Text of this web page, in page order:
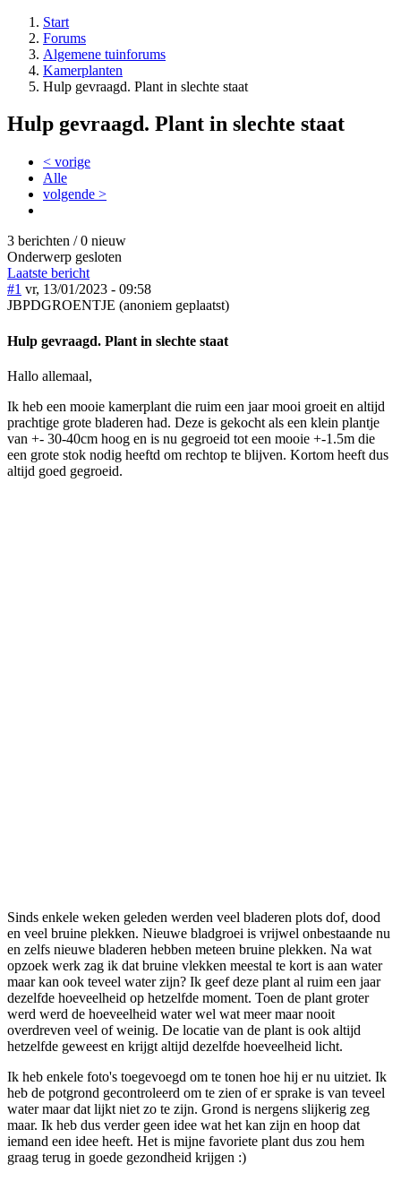
Start
Forums
Algemene tuinforums
Kamerplanten
Hulp gevraagd. Plant in slechte staat
Hulp gevraagd. Plant in slechte staat
< vorige
Alle
volgende >
3 berichten / 0 nieuw
Onderwerp gesloten
Laatste bericht
#1 vr, 13/01/2023 - 09:58
JBPDGROENTJE (anoniem geplaatst)
Hulp gevraagd. Plant in slechte staat
Hallo allemaal,
Ik heb een mooie kamerplant die ruim een jaar mooi groeit en altijd
prachtige grote bladeren had. Deze is gekocht als een klein plantje
van +- 30-40cm hoog en is nu gegroeid tot een mooie +-1.5m die
een grote stok nodig heeftd om rechtop te blijven. Kortom heeft dus
altijd goed gegroeid.
Sinds enkele weken geleden werden veel bladeren plots dof, dood
en veel bruine plekken. Nieuwe bladgroei is vrijwel onbestaande nu
en zelfs nieuwe bladeren hebben meteen bruine plekken. Na wat
opzoek werk zag ik dat bruine vlekken meestal te kort is aan water
maar kan ook teveel water zijn? Ik geef deze plant al ruim een jaar
dezelfde hoeveelheid op hetzelfde moment. Toen de plant groter
werd werd de hoeveelheid water wel wat meer maar nooit
overdreven veel of weinig. De locatie van de plant is ook altijd
hetzelfde geweest en krijgt altijd dezelfde hoeveelheid licht.
Ik heb enkele foto's toegevoegd om te tonen hoe hij er nu uitziet. Ik
heb de potgrond gecontroleerd om te zien of er sprake is van teveel
water maar dat lijkt niet zo te zijn. Grond is nergens slijkerig zeg
maar. Ik heb dus verder geen idee wat het kan zijn en hoop dat
iemand een idee heeft. Het is mijne favoriete plant dus zou hem
graag terug in goede gezondheid krijgen :)